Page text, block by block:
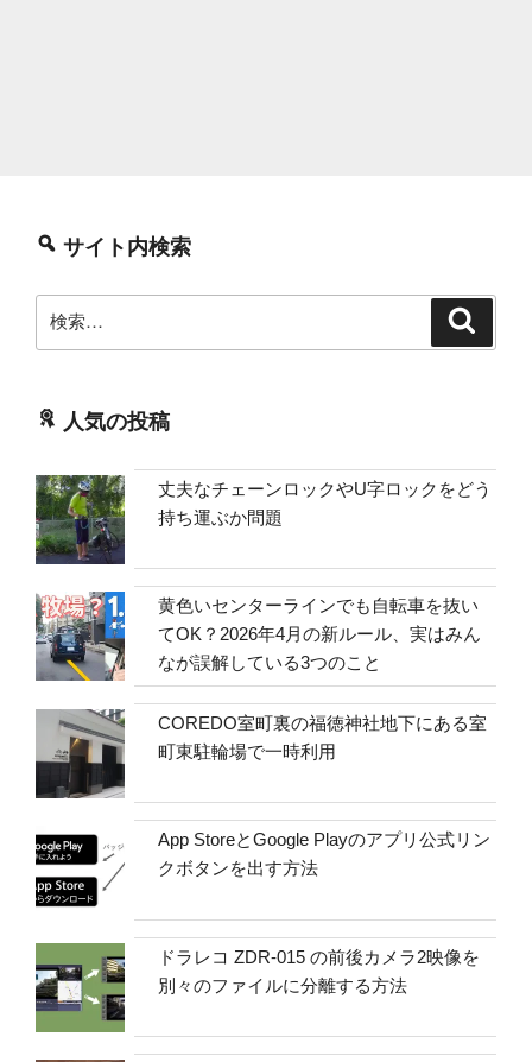
サイト内検索
索:
人気の投稿
丈夫なチェーンロックやU字ロックをどう
持ち運ぶか問題
黄色いセンターラインでも自転車を抜い
てOK？2026年4月の新ルール、実はみん
なが誤解している3つのこと
COREDO室町裏の福徳神社地下にある室
町東駐輪場で一時利用
App StoreとGoogle Playのアプリ公式リン
クボタンを出す方法
ドラレコ ZDR-015 の前後カメラ2映像を
別々のファイルに分離する方法